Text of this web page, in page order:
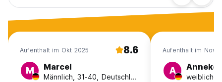
Aufenthalt im Okt 2025 8.6
M Marcel
Männlich, 31-40, Deutschland
Aufenthalt im Nov
A Anneke